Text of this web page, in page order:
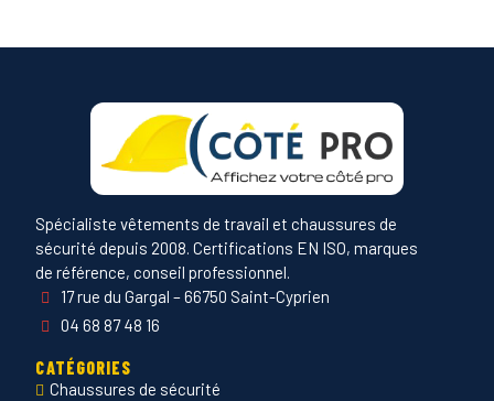
Spécialiste vêtements de travail et chaussures de
sécurité depuis 2008. Certifications EN ISO, marques
de référence, conseil professionnel.
17 rue du Gargal – 66750 Saint-Cyprien
04 68 87 48 16
CATÉGORIES
Chaussures de sécurité